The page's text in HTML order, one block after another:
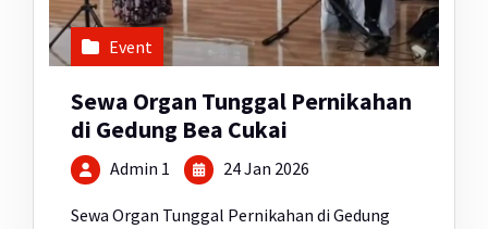
Event
Sewa Organ Tunggal Pernikahan
di Gedung Bea Cukai
Admin 1 24 Jan 2026
Sewa Organ Tunggal Pernikahan di Gedung